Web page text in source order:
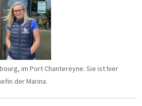
im Port Chantereyne. Sie ist hier
der Marina.